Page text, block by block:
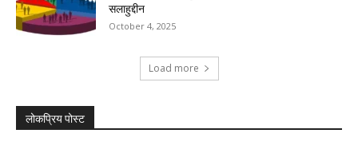
सलाहुद्दीन
October 4, 2025
Load more
लोकप्रिय पोस्ट